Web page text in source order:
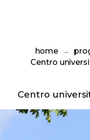
home →
Centro
Centro